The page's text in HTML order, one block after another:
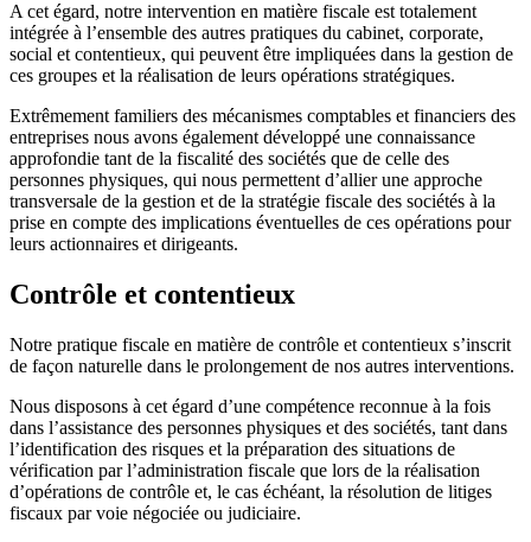
A cet égard, notre intervention en matière fiscale est totalement
intégrée à l’ensemble des autres pratiques du cabinet, corporate,
social et contentieux, qui peuvent être impliquées dans la gestion de
ces groupes et la réalisation de leurs opérations stratégiques.
Extrêmement familiers des mécanismes comptables et financiers des
entreprises nous avons également développé une connaissance
approfondie tant de la fiscalité des sociétés que de celle des
personnes physiques, qui nous permettent d’allier une approche
transversale de la gestion et de la stratégie fiscale des sociétés à la
prise en compte des implications éventuelles de ces opérations pour
leurs actionnaires et dirigeants.
Contrôle et contentieux
Notre pratique fiscale en matière de contrôle et contentieux s’inscrit
de façon naturelle dans le prolongement de nos autres interventions.
Nous disposons à cet égard d’une compétence reconnue à la fois
dans l’assistance des personnes physiques et des sociétés, tant dans
l’identification des risques et la préparation des situations de
vérification par l’administration fiscale que lors de la réalisation
d’opérations de contrôle et, le cas échéant, la résolution de litiges
fiscaux par voie négociée ou judiciaire.